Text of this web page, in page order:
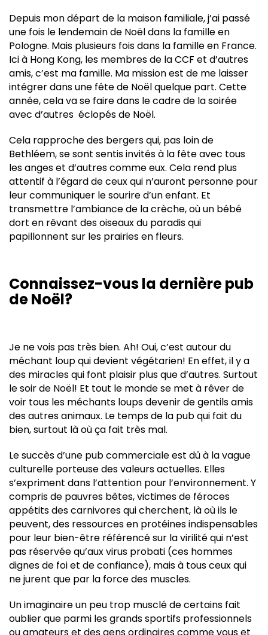
Depuis mon départ de la maison familiale, j’ai passé
une fois le lendemain de Noël dans la famille en
Pologne. Mais plusieurs fois dans la famille en France.
Ici à Hong Kong, les membres de la CCF et d’autres
amis, c’est ma famille. Ma mission est de me laisser
intégrer dans une fête de Noël quelque part. Cette
année, cela va se faire dans le cadre de la soirée
avec d’autres éclopés de Noël.
Cela rapproche des bergers qui, pas loin de
Bethléem, se sont sentis invités à la fête avec tous
les anges et d’autres comme eux. Cela rend plus
attentif à l’égard de ceux qui n’auront personne pour
leur communiquer le sourire d’un enfant. Et
transmettre l’ambiance de la crèche, où un bébé
dort en rêvant des oiseaux du paradis qui
papillonnent sur les prairies en fleurs.
Connaissez-vous la dernière pub
de Noël?
Je ne vois pas très bien. Ah! Oui, c’est autour du
méchant loup qui devient végétarien! En effet, il y a
des miracles qui font plaisir plus que d’autres. Surtout
le soir de Noël! Et tout le monde se met à rêver de
voir tous les méchants loups devenir de gentils amis
des autres animaux. Le temps de la pub qui fait du
bien, surtout là où ça fait très mal.
Le succès d’une pub commerciale est dû à la vague
culturelle porteuse des valeurs actuelles. Elles
s’expriment dans l’attention pour l’environnement. Y
compris de pauvres bêtes, victimes de féroces
appétits des carnivores qui cherchent, là où ils le
peuvent, des ressources en protéines indispensables
pour leur bien-être référencé sur la virilité qui n’est
pas réservée qu’aux virus probati (ces hommes
dignes de foi et de confiance), mais à tous ceux qui
ne jurent que par la force des muscles.
Un imaginaire un peu trop musclé de certains fait
oublier que parmi les grands sportifs professionnels
ou amateurs et des gens ordinaires comme vous et